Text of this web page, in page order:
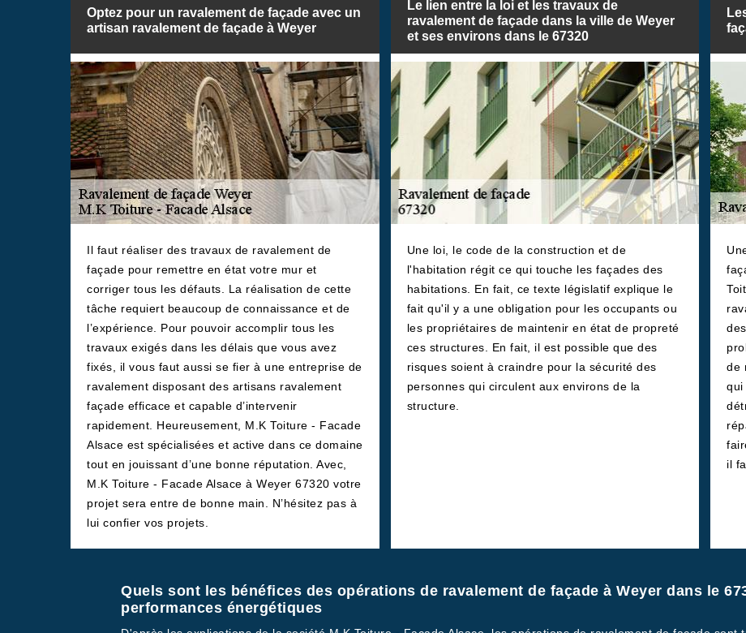
Optez pour un ravalement de façade avec un
artisan ravalement de façade à Weyer
Il faut réaliser des travaux de ravalement de
façade pour remettre en état votre mur et
corriger tous les défauts. La réalisation de cette
tâche requiert beaucoup de connaissance et de
l’expérience. Pour pouvoir accomplir tous les
travaux exigés dans les délais que vous avez
fixés, il vous faut aussi se fier à une entreprise de
ravalement disposant des artisans ravalement
façade efficace et capable d’intervenir
rapidement. Heureusement, M.K Toiture - Facade
Alsace est spécialisées et active dans ce domaine
tout en jouissant d’une bonne réputation. Avec,
M.K Toiture - Facade Alsace à Weyer 67320 votre
projet sera entre de bonne main. N’hésitez pas à
lui confier vos projets.
Le lien entre la loi et les travaux de
ravalement de façade dans la ville de Weyer
et ses environs dans le 67320
Une loi, le code de la construction et de
l'habitation régit ce qui touche les façades des
habitations. En fait, ce texte législatif explique le
fait qu'il y a une obligation pour les occupants ou
les propriétaires de maintenir en état de propreté
ces structures. En fait, il est possible que des
risques soient à craindre pour la sécurité des
personnes qui circulent aux environs de la
structure.
de
qui
il
Quels sont les bénéfices des opérations de ravalement de façade à Weyer dans le
performances énergétiques